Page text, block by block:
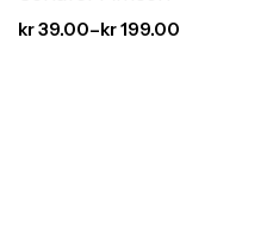
kr39.00–kr199.00